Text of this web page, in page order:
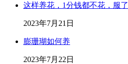
这样养花，1分钱都不花，服了
2023年7月21日
膨珊瑚如何养
2023年7月22日